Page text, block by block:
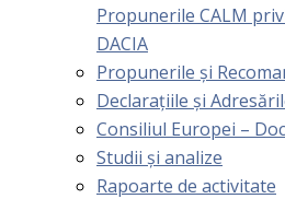
Propunerile CALM
DACIA
Propunerile și
Declarațiile și
Consiliul Europei –
Studii și analize
Rapoarte de activitate